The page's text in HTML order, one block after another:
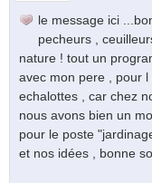
le message ici
pecheurs ,
nature ! tout un
avec mon pere , pour
echalottes , car chez
nous avons bien un
pour le poste
et nos idées , bonne